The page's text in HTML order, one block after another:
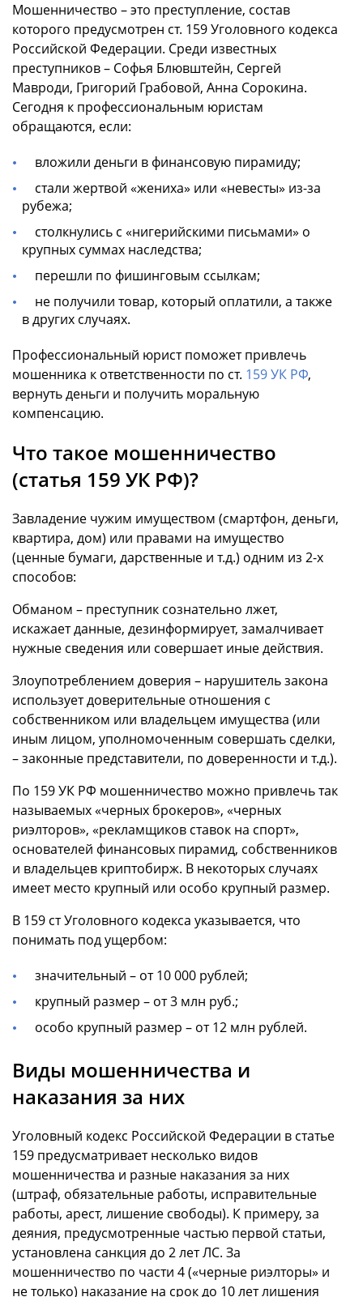
Мошенничество – это преступление, состав
которого предусмотрен ст. 159 Уголовного кодекса
Российской Федерации. Среди известных
преступников – Софья Блювштейн, Сергей
Мавроди, Григорий Грабовой, Анна Сорокина.
Сегодня к профессиональным юристам
обращаются, если:
вложили деньги в финансовую пирамиду;
стали жертвой «жениха» или «невесты» из-за
рубежа;
столкнулись с «нигерийскими письмами» о
крупных суммах наследства;
перешли по фишинговым ссылкам;
не получили товар, который оплатили, а также
в других случаях.
Профессиональный юрист поможет привлечь
мошенника к ответственности по ст. 159 УК РФ,
вернуть деньги и получить моральную
компенсацию.
Что такое мошенничество
(статья 159 УК РФ)?
Завладение чужим имуществом (смартфон, деньги,
квартира, дом) или правами на имущество
(ценные бумаги, дарственные и т.д.) одним из 2-х
способов:
Обманом – преступник сознательно лжет,
искажает данные, дезинформирует, замалчивает
нужные сведения или совершает иные действия.
Злоупотреблением доверия – нарушитель закона
использует доверительные отношения с
собственником или владельцем имущества (или
иным лицом, уполномоченным совершать сделки,
– законные представители, по доверенности и т.д.).
По 159 УК РФ мошенничество можно привлечь так
называемых «черных брокеров», «черных
риэлторов», «рекламщиков ставок на спорт»,
основателей финансовых пирамид, собственников
и владельцев криптобирж. В некоторых случаях
имеет место крупный или особо крупный размер.
В 159 ст Уголовного кодекса указывается, что
понимать под ущербом:
значительный – от 10 000 рублей;
крупный размер – от 3 млн руб.;
особо крупный размер – от 12 млн рублей.
Виды мошенничества и
наказания за них
Уголовный кодекс Российской Федерации в статье
159 предусматривает несколько видов
мошенничества и разные наказания за них
(штраф, обязательные работы, исправительные
работы, арест, лишение свободы). К примеру, за
деяния, предусмотренные частью первой статьи,
установлена санкция до 2 лет ЛС. За
мошенничество по части 4 («черные риэлторы» и
не только) наказание на срок до 10 лет лишения